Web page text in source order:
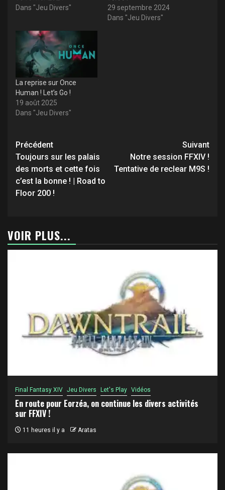
Dans "Jeu Divers"
29 septembre 2024
Dans "Jeu Divers"
La reprise sur Once
Human ! Let’s Go !
19 août 2025
Dans "Jeu Divers"
Navigation
d’article
Précédent
Toujours sur les palais
des morts et cette fois
c’est la bonne ! | Road to
Floor 200 !
Suivant
Notre session FFXIV !
Tentative de reclear M9S !
VOIR PLUS...
Final Fantasy XIV Jeu Divers Let's Play Vidéos
En route pour Eorzéa, on continue les divers activités
sur FFXIV !
11 heures il y a Aratas